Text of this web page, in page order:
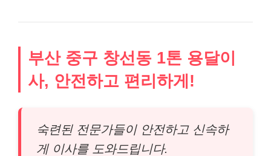
부산 중구 창선동 1톤 용달이
사, 안전하고 편리하게!
숙련된 전문가들이 안전하고 신속하
게 이사를 도와드립니다.